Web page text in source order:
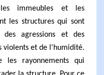
immeubles et les
les structures qui sont
des agressions et des
violents et de l'humidité.
les rayonnements qui